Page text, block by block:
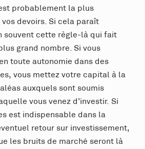
probablement la plus
devoirs. Si cela paraît
souvent cette règle-là qui fait
grand nombre. Si vous
toute autonomie dans des
vous mettez votre capital à la
auxquels sont soumis
vous venez d’investir. Si
est indispensable dans la
retour sur investissement,
les bruits de marché seront là